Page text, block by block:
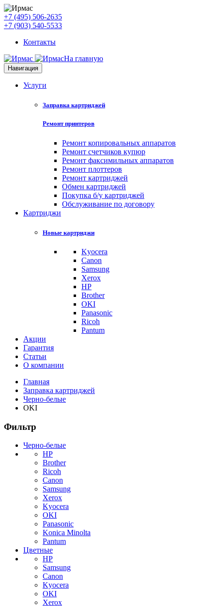
+7 (495) 506-2635
+7 (903) 540-5533
Контакты
На главную
Навигация
Услуги
Заправка картриджей
Ремонт принтеров
Ремонт копировальных аппаратов
Ремонт счетчиков купюр
Ремонт факсимильных аппаратов
Ремонт плоттеров
Ремонт картриджей
Обмен картриджей
Покупка б/у картриджей
Обслуживание по договору
Картриджи
Новые картриджи
Kyocera
Canon
Samsung
Xerox
HP
Brother
OKI
Panasonic
Ricoh
Pantum
Акции
Гарантия
Статьи
О компании
Главная
Заправка картриджей
Черно-белые
OKI
Фильтр
Черно-белые
HP
Brother
Ricoh
Canon
Samsung
Xerox
Kyocera
OKI
Panasonic
Konica Minolta
Pantum
Цветные
HP
Samsung
Canon
Kyocera
OKI
Xerox